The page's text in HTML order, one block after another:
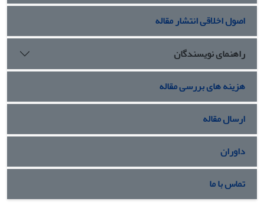
اصول اخلاقی انتشار مقاله
راهنمای نویسندگان
هزینه های بررسی مقاله
ارسال مقاله
داوران
تماس با ما